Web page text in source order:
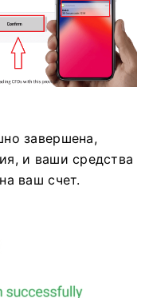
завершена,
и ваши средства
ваш счет.